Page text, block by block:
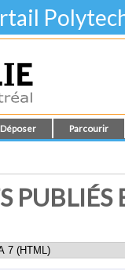
Déposer Parcourir
PUBLIÉS